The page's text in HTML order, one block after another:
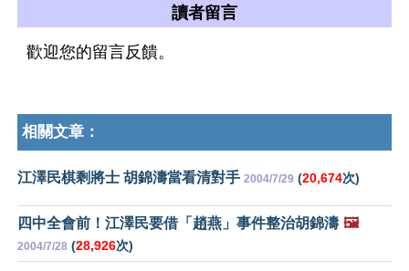
讀者留言
歡迎您的留言反饋。
相關文章：
江澤民棋剩將士 胡錦濤當看清對手 2004/7/29 (20,674次)
四中全會前！江澤民要借「趙燕」事件整治胡錦濤 🖼️
2004/7/28 (28,926次)